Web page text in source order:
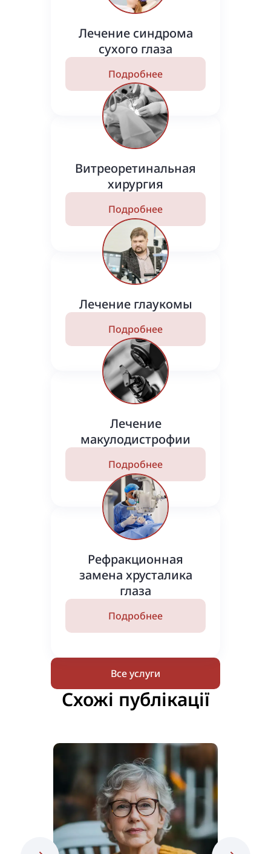
Лечение синдрома
сухого глаза
Подробнее
Витреоретинальная
хирургия
Подробнее
Лечение глаукомы
Подробнее
Лечение
макулодистрофии
Подробнее
Рефракционная
замена хрусталика
глаза
Подробнее
Все услуги
Схожі публікації